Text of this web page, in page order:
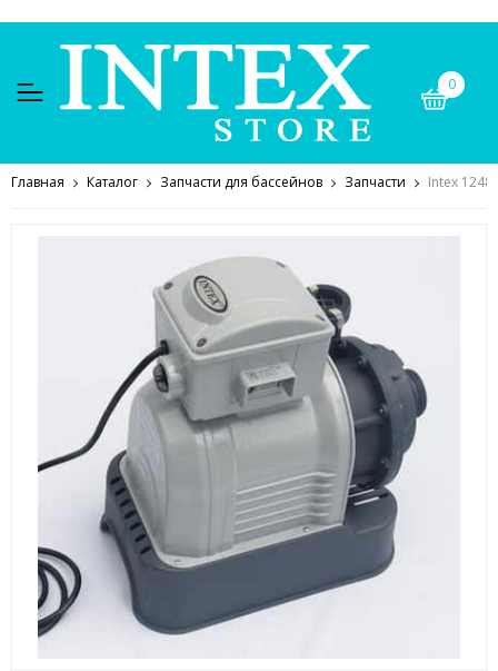
0
Главная Каталог Запчасти для бассейнов Запчасти Intex